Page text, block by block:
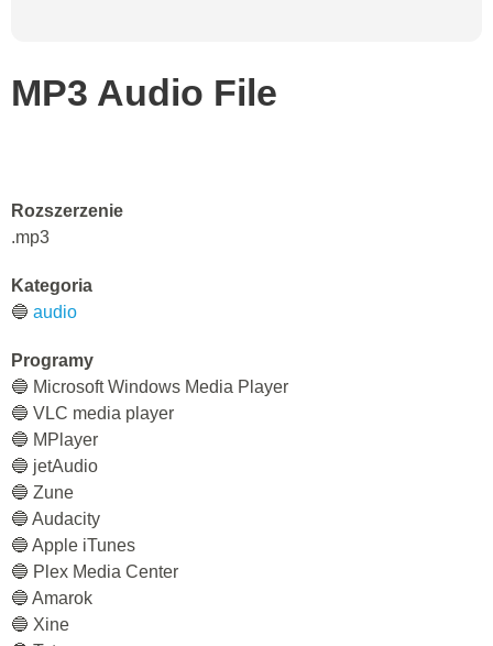
MP3 Audio File
Rozszerzenie
.mp3
Kategoria
🔵 audio
Programy
🔵 Microsoft Windows Media Player
🔵 VLC media player
🔵 MPlayer
🔵 jetAudio
🔵 Zune
🔵 Audacity
🔵 Apple iTunes
🔵 Plex Media Center
🔵 Amarok
🔵 Xine